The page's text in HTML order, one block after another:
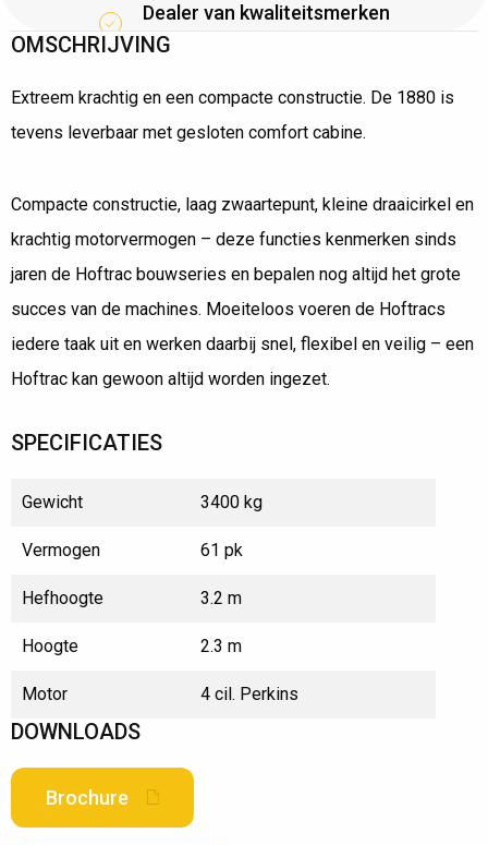
Dealer van kwaliteitsmerken
OMSCHRIJVING
Extreem krachtig en een compacte constructie. De 1880 is
tevens leverbaar met gesloten comfort cabine.
Compacte constructie, laag zwaartepunt, kleine draaicirkel en
krachtig motorvermogen – deze functies kenmerken sinds
jaren de Hoftrac bouwseries en bepalen nog altijd het grote
succes van de machines. Moeiteloos voeren de Hoftracs
iedere taak uit en werken daarbij snel, flexibel en veilig – een
Hoftrac kan gewoon altijd worden ingezet.
SPECIFICATIES
Gewicht 3400 kg
Vermogen 61 pk
Hefhoogte 3.2 m
Hoogte 2.3 m
Motor 4 cil. Perkins
DOWNLOADS
Brochure